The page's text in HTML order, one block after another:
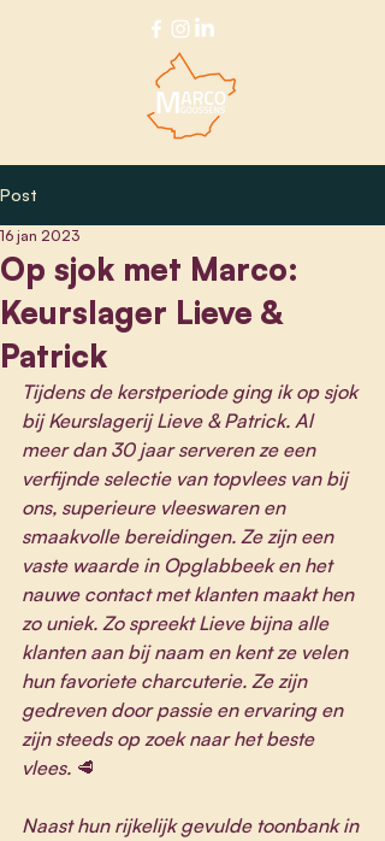
Post
Op sjok met Marco:
Keurslager Lieve &
Patrick
16 jan 2023
Tijdens de kerstperiode ging ik op sjok
bij Keurslagerij Lieve & Patrick. Al
meer dan 30 jaar serveren ze een
verfijnde selectie van topvlees van bij
ons, superieure vleeswaren en
smaakvolle bereidingen. Ze zijn een
vaste waarde in Opglabbeek en het
nauwe contact met klanten maakt hen
zo uniek. Zo spreekt Lieve bijna alle
klanten aan bij naam en kent ze velen
hun favoriete charcuterie. Ze zijn
gedreven door passie en ervaring en
zijn steeds op zoek naar het beste
vlees. 🥩
Naast hun rijkelijk gevulde toonbank in